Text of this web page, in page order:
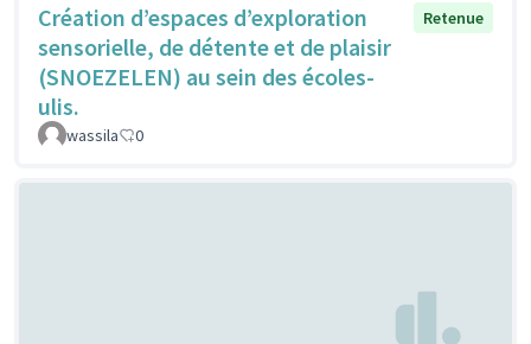
Création d’espaces d’exploration
sensorielle, de détente et de plaisir
(SNOEZELEN) au sein des écoles-
ulis.
Retenue
wassila 0